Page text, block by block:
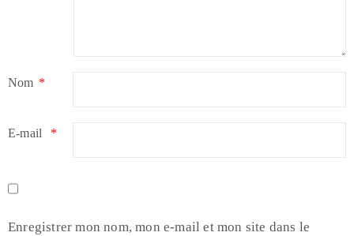
Nom *
E-mail *
Enregistrer mon nom, mon e-mail et mon site dans le